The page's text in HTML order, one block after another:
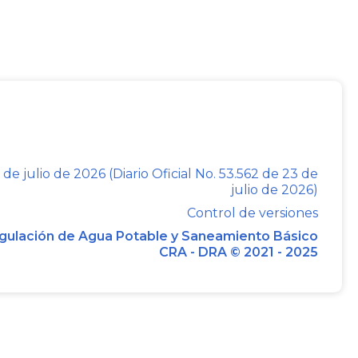
de Aplicación Gradual y se dictan
julio de 2026 (Diario Oficial No. 53.562 de 23 de
julio de 2026)
Control de versiones
de Agua Potable y Saneamiento Básico
CRA - DRA © 2021 - 2025